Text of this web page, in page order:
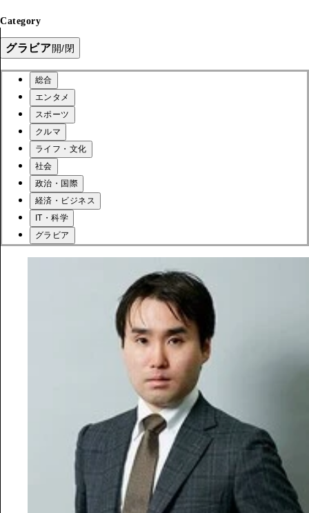
Category
グラビア開/閉
総合
エンタメ
スポーツ
クルマ
ライフ・文化
社会
政治・国際
経済・ビジネス
IT・科学
グラビア